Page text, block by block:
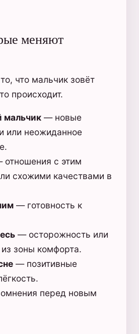
меняют
что мальчик зовёт
происходит.
мальчик — новые
или неожиданное
отношения с этим
схожими качествами в
— готовность к
— осторожность или
зоны комфорта.
— позитивные
перед новым